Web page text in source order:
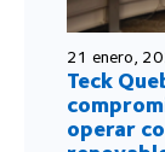
21 enero,
Teck
operar